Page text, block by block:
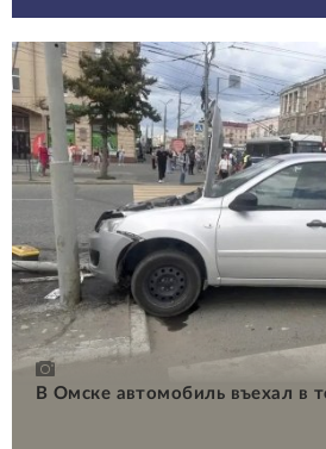
В Омске автомобиль въехал в